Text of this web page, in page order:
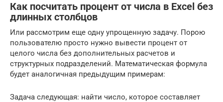
Как посчитать процент от числа в Excel без
длинных столбцов
Или рассмотрим еще одну упрощенную задачу. Порою
пользователю просто нужно вывести процент от
целого числа без дополнительных расчетов и
структурных подразделений. Математическая формула
будет аналогичная предыдущим примерам:
Задача следующая: найти число, которое составляет